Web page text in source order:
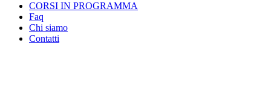
CORSI IN PROGRAMMA
Faq
Chi siamo
Contatti